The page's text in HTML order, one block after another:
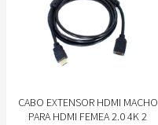
CABO EXTENSOR HDMI MACHO
PARA HDMI FEMEA 2.0 4K 2